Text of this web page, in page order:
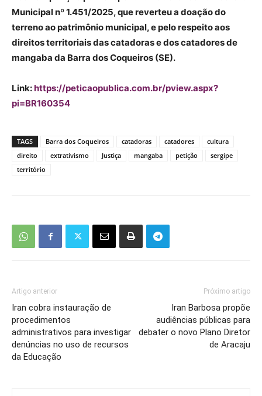
Municipal nº 1.451/2025, que reverteu a doação do
terreno ao patrimônio municipal, e pelo respeito aos
direitos territoriais das catadoras e dos catadores de
mangaba da Barra dos Coqueiros (SE).
Link:https://peticaopublica.com.br/pview.aspx?
pi=BR160354
TAGS Barra dos Coqueiros catadoras catadores
cultura
direito
extrativismo Justiça mangaba petição
sergipe
território
Artigo anterior
Iran cobra instauração de
procedimentos
administrativos para investigar
denúncias no uso de recursos
da Educação
Próximo artigo
Iran Barbosa propõe
audiências públicas para
debater o novo Plano Diretor
de Aracaju